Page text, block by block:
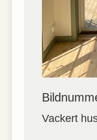
Vackert